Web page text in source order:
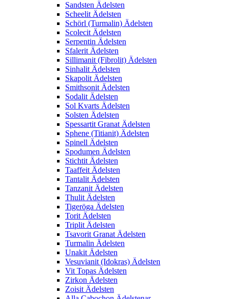
Sandsten Ädelsten
Scheelit Ädelsten
Schörl (Turmalin) Ädelsten
Scolecit Ädelsten
Serpentin Ädelsten
Sfalerit Ädelsten
Sillimanit (Fibrolit) Ädelsten
Sinhalit Ädelsten
Skapolit Ädelsten
Smithsonit Ädelsten
Sodalit Ädelsten
Sol Kvarts Ädelsten
Solsten Ädelsten
Spessartit Granat Ädelsten
Sphene (Titianit) Ädelsten
Spinell Ädelsten
Spodumen Ädelsten
Stichtit Ädelsten
Taaffeit Ädelsten
Tantalit Ädelsten
Tanzanit Ädelsten
Thulit Ädelsten
Tigeröga Ädelsten
Torit Ädelsten
Triplit Ädelsten
Tsavorit Granat Ädelsten
Turmalin Ädelsten
Unakit Ädelsten
Vesuvianit (Idokras) Ädelsten
Vit Topas Ädelsten
Zirkon Ädelsten
Zoisit Ädelsten